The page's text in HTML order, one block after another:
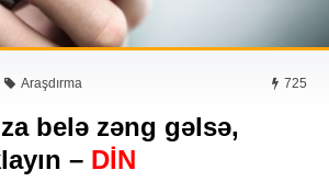
Araşdırma 725
belə zəng gəlsə,
– DİN